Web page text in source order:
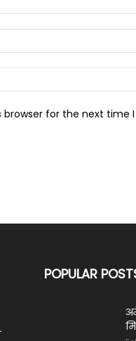
browser for the next time
POPULAR